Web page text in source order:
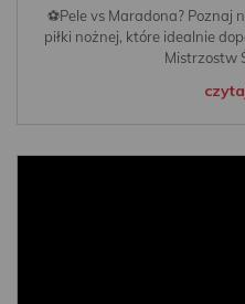
⚽️Pele vs Maradona? Poznaj
piłki nożnej, które idealnie
Mistrzostw